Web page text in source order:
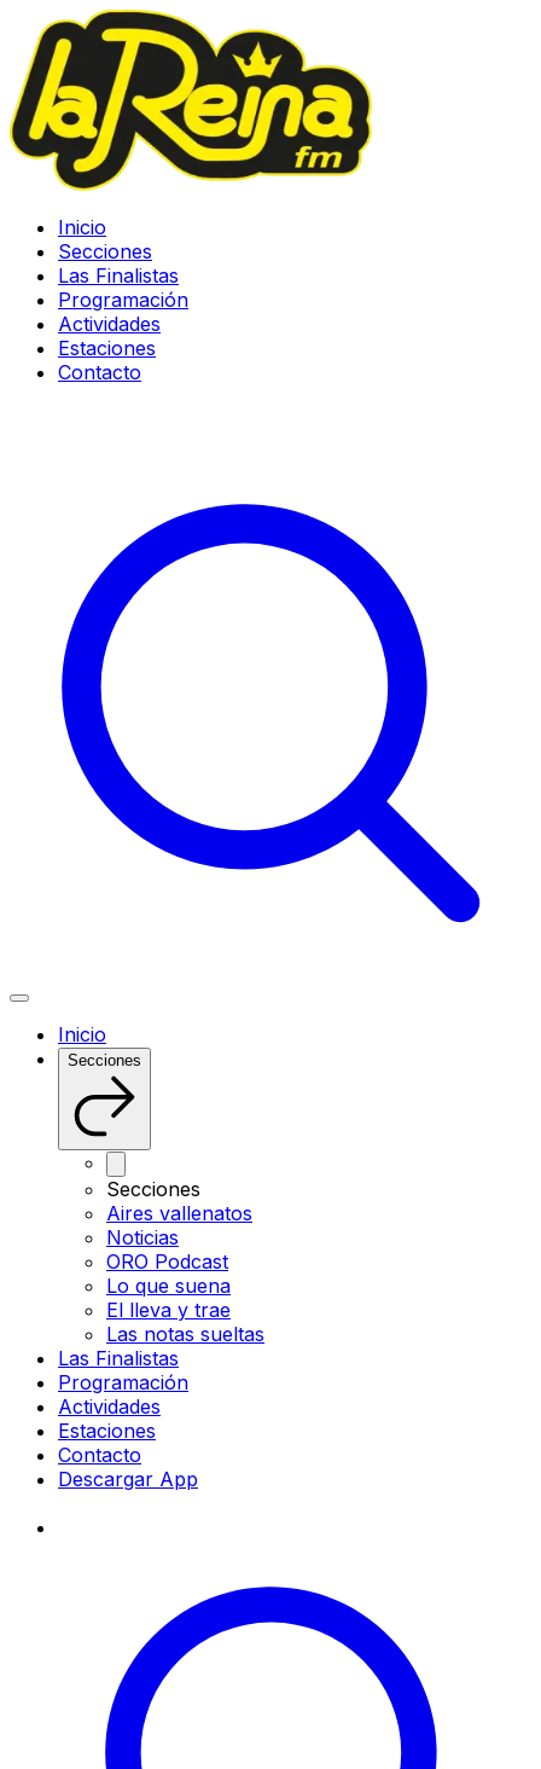
Inicio
Secciones
Las Finalistas
Programación
Actividades
Estaciones
Contacto
Inicio
Secciones
Secciones
Aires vallenatos
Noticias
ORO Podcast
Lo que suena
El lleva y trae
Las notas sueltas
Las Finalistas
Programación
Actividades
Estaciones
Contacto
Descargar App